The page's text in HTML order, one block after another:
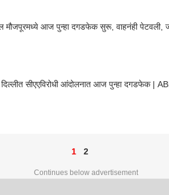
मौजपूरमध्ये आज पुन्हा दगडफेक सुरू, वाहनंही पेटवली,
सीएएविरोधी आंदोलनात आज पुन्हा दगडफेक |
1 2
Continues below advertisement